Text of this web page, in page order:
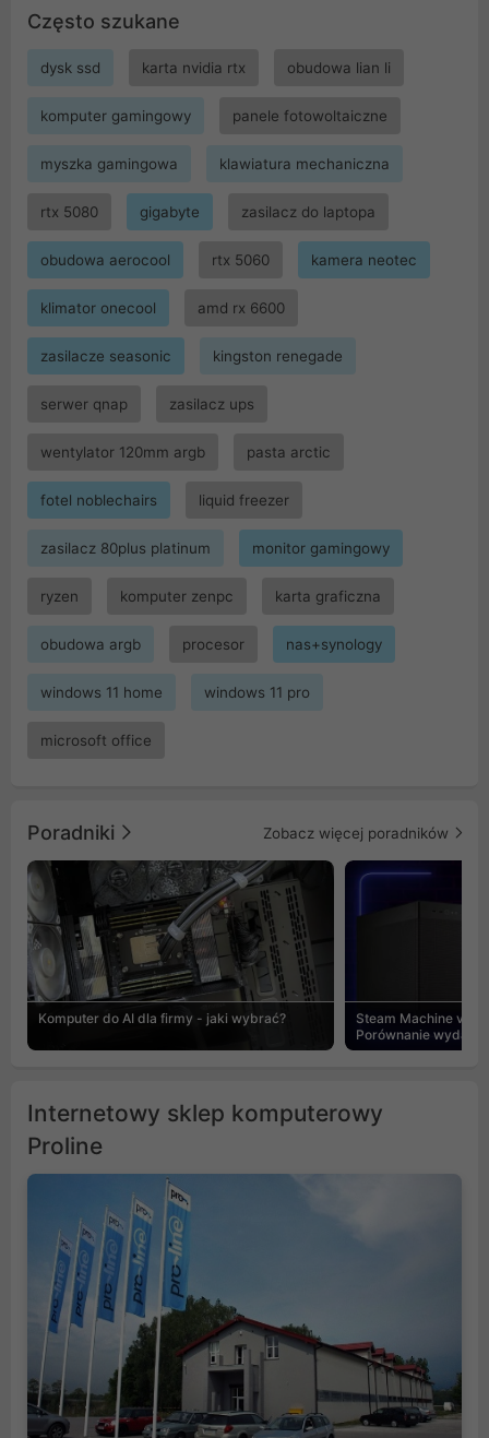
Często szukane
dysk ssd karta nvidia rtx obudowa lian li
komputer gamingowy panele fotowoltaiczne
myszka gamingowa klawiatura mechaniczna
rtx 5080 gigabyte zasilacz do laptopa
obudowa aerocool rtx 5060 kamera neotec
klimator onecool amd rx 6600
zasilacze seasonic kingston renegade
serwer qnap zasilacz ups
wentylator 120mm argb pasta arctic
fotel noblechairs liquid freezer
zasilacz 80plus platinum monitor gamingowy
ryzen komputer zenpc karta graficzna
obudowa argb procesor nas+synology
windows 11 home windows 11 pro
microsoft office
Poradniki Zobacz więcej poradników
Komputer do AI dla firmy - jaki wybrać?
Steam Machine vs
Porównanie
Internetowy sklep komputerowy
Proline